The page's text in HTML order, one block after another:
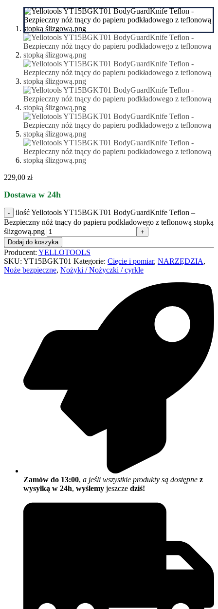
229,00 zł
Dostawa w 24h
ilość Yellotools YT15BGKT01 BodyGuardKnife Teflon –
Bezpieczny nóż tnący do papieru podkładowego z teflonową stopką
ślizgową.png
Dodaj do koszyka
Producent: YELLOTOOLS
SKU: YT15BGKT01 Kategorie: Cięcie i pomiar, NARZĘDZIA,
Noże bezpieczne, Nożyki / Nożyczki / cyrkle
Zamów do 13:00, a jeśli wszystkie produkty są dostępne z
wysyłką w 24h, wyślemy jeszcze dziś!